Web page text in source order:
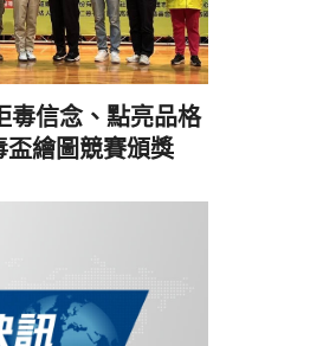
毒信念、點亮品格
繪圖競賽頒獎